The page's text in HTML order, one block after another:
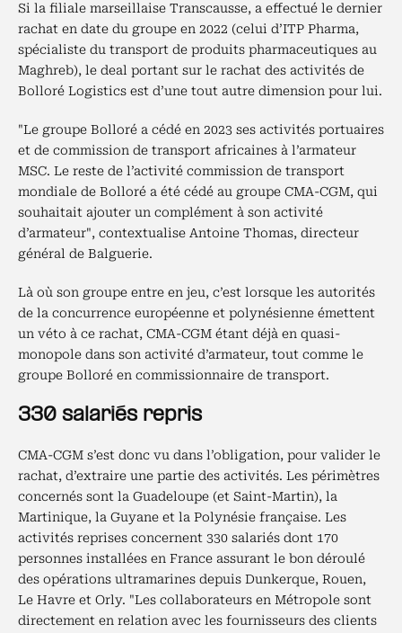
Si la filiale marseillaise Transcausse, a effectué le dernier
rachat en date du groupe en 2022 (celui d’ITP Pharma,
spécialiste du transport de produits pharmaceutiques au
Maghreb), le deal portant sur le rachat des activités de
Bolloré Logistics est d’une tout autre dimension pour lui.
"Le groupe Bolloré a cédé en 2023 ses activités portuaires
et de commission de transport africaines à l’armateur
MSC. Le reste de l’activité commission de transport
mondiale de Bolloré a été cédé au groupe CMA-CGM, qui
souhaitait ajouter un complément à son activité
d’armateur", contextualise Antoine Thomas, directeur
général de Balguerie.
Là où son groupe entre en jeu, c’est lorsque les autorités
de la concurrence européenne et polynésienne émettent
un véto à ce rachat, CMA-CGM étant déjà en quasi-
monopole dans son activité d’armateur, tout comme le
groupe Bolloré en commissionnaire de transport.
330 salariés repris
CMA-CGM s’est donc vu dans l’obligation, pour valider le
rachat, d’extraire une partie des activités. Les périmètres
concernés sont la Guadeloupe (et Saint-Martin), la
Martinique, la Guyane et la Polynésie française. Les
activités reprises concernent 330 salariés dont 170
personnes installées en France assurant le bon déroulé
des opérations ultramarines depuis Dunkerque, Rouen,
Le Havre et Orly. "Les collaborateurs en Métropole sont
directement en relation avec les fournisseurs des clients